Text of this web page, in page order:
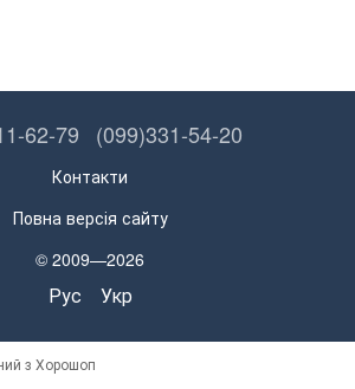
62-79 (099)331-54-20
Контакти
Повна версія сайту
© 2009—2026
Рус Укр
з Хорошоп